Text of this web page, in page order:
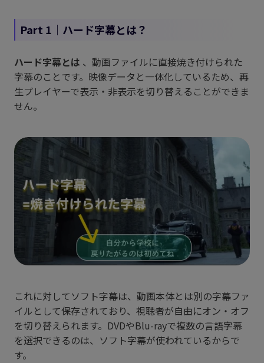
Part 1｜ハード字幕とは？
ハード字幕とは 、動画ファイルに直接焼き付けられた
字幕のことです。映像データと一体化しているため、再
生プレイヤーで表示・非表示を切り替えることができま
せん。
これに対してソフト字幕は、動画本体とは別の字幕ファ
イルとして保存されており、視聴者が自由にオン・オフ
を切り替えられます。DVDやBlu-rayで複数の言語字幕
を選択できるのは、ソフト字幕が使われているからで
す。